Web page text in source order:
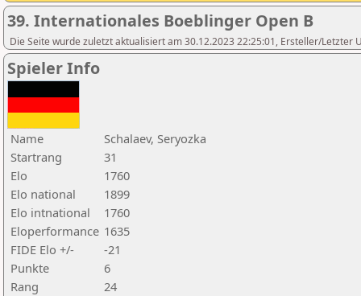
39. Internationales Boeblinger Open B
Die Seite wurde zuletzt aktualisiert am 30.12.2023 22:25:01, Ersteller/Letzter
Spieler Info
Name
Schalaev, Seryozka
Startrang
31
Elo
1760
Elo national
1899
Elo intnational
1760
Eloperformance 1635
FIDE Elo +/-
-21
Punkte
6
Rang
24